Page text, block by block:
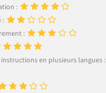
:
:
:
en plusieurs langues :